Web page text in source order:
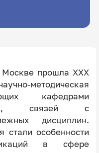
прошла XXX
методическая
кафедрами
связей с
дисциплин.
стали особенности
в сфере